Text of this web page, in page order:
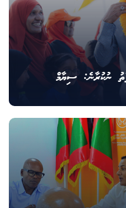
ނުކުރާނެ: ސިޔާމް